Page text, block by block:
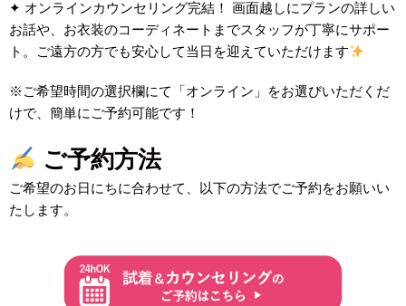
✦ オンラインカウンセリング完結！ 画面越しにプランの詳しい
お話や、お衣装のコーディネートまでスタッフが丁寧にサポー
ト。ご遠方の方でも安心して当日を迎えていただけます
※ご希望時間の選択欄にて「オンライン」をお選びいただくだ
けで、簡単にご予約可能です！
ご予約方法
ご希望のお日にちに合わせて、以下の方法でご予約をお願いい
たします。